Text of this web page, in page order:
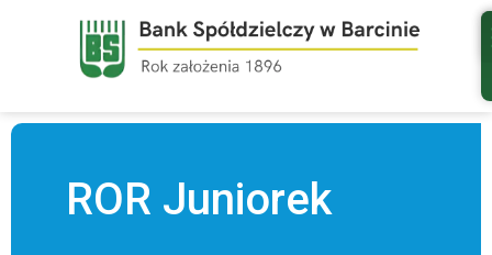
ROR Juniorek